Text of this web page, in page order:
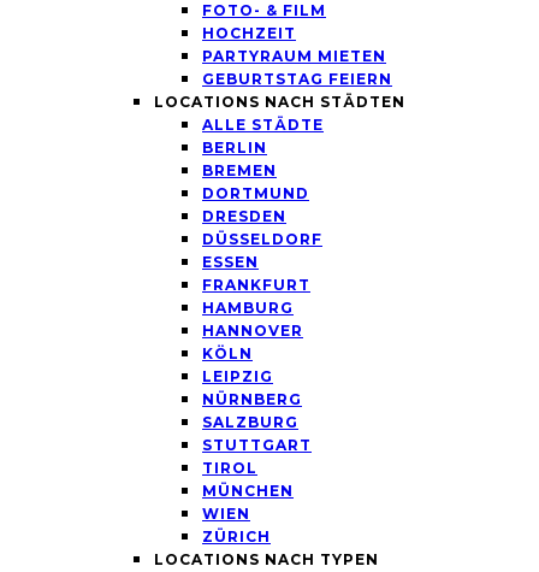
FOTO- & FILM
HOCHZEIT
PARTYRAUM MIETEN
GEBURTSTAG FEIERN
LOCATIONS NACH STÄDTEN
ALLE STÄDTE
BERLIN
BREMEN
DORTMUND
DRESDEN
DÜSSELDORF
ESSEN
FRANKFURT
HAMBURG
HANNOVER
KÖLN
LEIPZIG
NÜRNBERG
SALZBURG
STUTTGART
TIROL
MÜNCHEN
WIEN
ZÜRICH
LOCATIONS NACH TYPEN